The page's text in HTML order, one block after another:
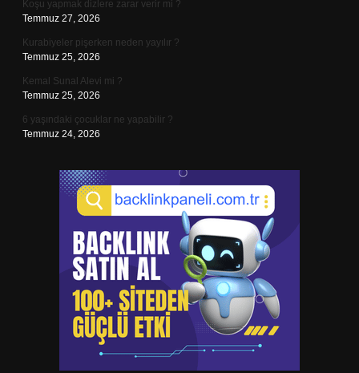
Koşu yapmak dizlere zarar verir mi ?
Temmuz 27, 2026
Kurabiyeler pişerken neden yayılır ?
Temmuz 25, 2026
Kemal Sunal Alevi mi ?
Temmuz 25, 2026
6 yaşındaki çocuklar ne yapabilir ?
Temmuz 24, 2026